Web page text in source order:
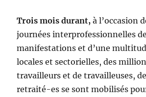
Trois mois durant, à l’occasion
journées interprofessionnelles
manifestations et d’une
locales et sectorielles, des
travailleurs et de travailleuses,
retraité-es se sont mobilisés